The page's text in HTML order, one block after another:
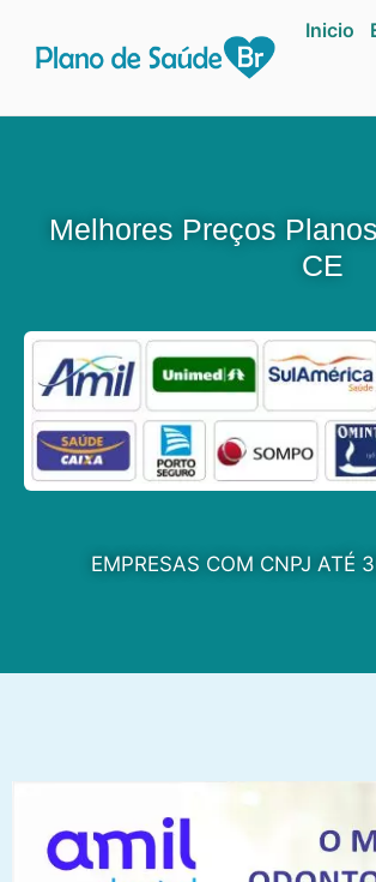
Inicio
Melhores Preços
CE
EMPRESAS COM CNPJ ATÉ